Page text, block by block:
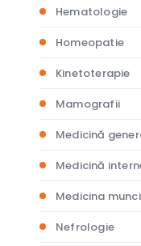
Hematologie
Homeopatie
Kinetoterapie
Mamografii
Medicină
Medicină
Medicina
Nefrologie